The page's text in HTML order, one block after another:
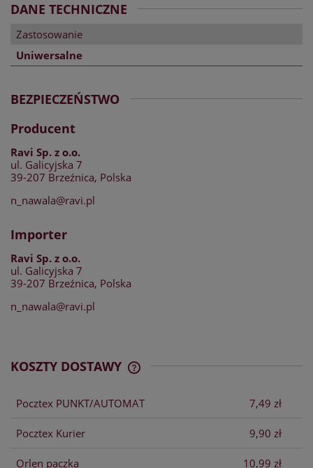
DANE TECHNICZNE
Zastosowanie
Uniwersalne
BEZPIECZEŃSTWO
Producent
Ravi Sp. z o.o.
ul. Galicyjska 7
39-207 Brzeźnica, Polska
n_nawala@ravi.pl
Importer
Ravi Sp. z o.o.
ul. Galicyjska 7
39-207 Brzeźnica, Polska
n_nawala@ravi.pl
KOSZTY DOSTAWY
Pocztex PUNKT/AUTOMAT 7,49 zł
Pocztex Kurier 9,90 zł
Orlen paczka 10,99 zł